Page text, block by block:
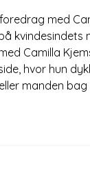
med
kvindesindets
Camilla
hvor hun
manden